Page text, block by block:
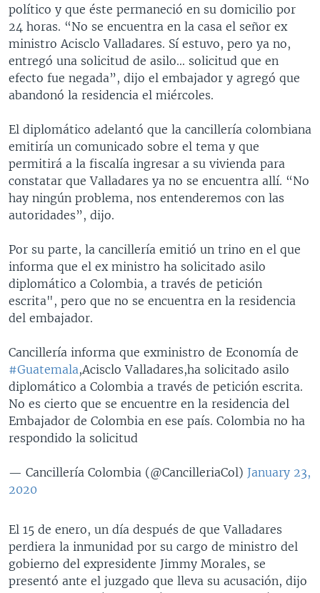
político y que éste permaneció en su domicilio por
24 horas. “No se encuentra en la casa el señor ex
ministro Acisclo Valladares. Sí estuvo, pero ya no,
entregó una solicitud de asilo... solicitud que en
efecto fue negada”, dijo el embajador y agregó que
abandonó la residencia el miércoles.
El diplomático adelantó que la cancillería colombiana
emitiría un comunicado sobre el tema y que
permitirá a la fiscalía ingresar a su vivienda para
constatar que Valladares ya no se encuentra allí. “No
hay ningún problema, nos entenderemos con las
autoridades”, dijo.
Por su parte, la cancillería emitió un trino en el que
informa que el ex ministro ha solicitado asilo
diplomático a Colombia, a través de petición
escrita", pero que no se encuentra en la residencia
del embajador.
Cancillería informa que exministro de Economía de
#Guatemala,Acisclo Valladares,ha solicitado asilo
diplomático a Colombia a través de petición escrita.
No es cierto que se encuentre en la residencia del
Embajador de Colombia en ese país. Colombia no ha
respondido la solicitud
— Cancillería Colombia (@CancilleriaCol) January 23,
2020
El 15 de enero, un día después de que Valladares
perdiera la inmunidad por su cargo de ministro del
gobierno del expresidente Jimmy Morales, se
presentó ante el juzgado que lleva su acusación, dijo